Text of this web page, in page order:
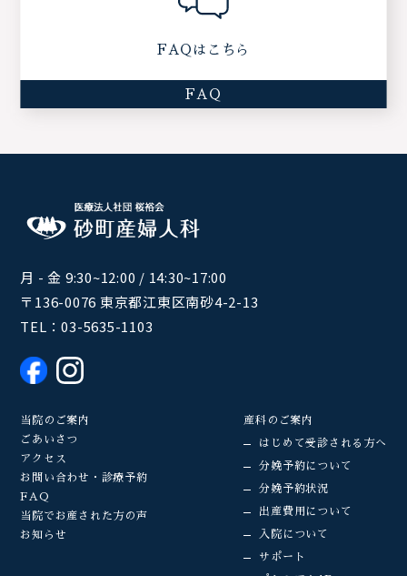
FAQはこちら
FAQ
月 - 金 9:30~12:00 / 14:30~17:00
〒136-0076 東京都江東区南砂4-2-13
TEL：03-5635-1103
当院のご案内
ごあいさつ
アクセス
お問い合わせ・診療予約
FAQ
当院でお産された方の声
お知らせ
産科のご案内
はじめて受診される方へ
分娩予約について
分娩予約状況
出産費用について
入院について
サポート